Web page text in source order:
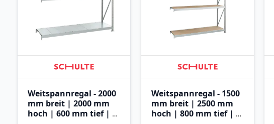
Weitspannregal - 2000
mm breit | 2000 mm
hoch | 600 mm tief | 3
Weitspannregal - 1500
mm breit | 2500 mm
hoch | 800 mm tief | 4